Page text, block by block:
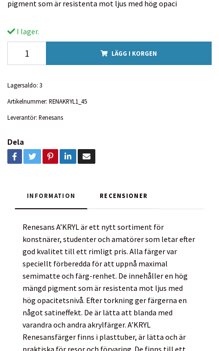
pigment som är resistenta mot ljus med hög opaci
I lager.
LÄGG I KORGEN
Lagersaldo: 3
Artikelnummer: RENAKRYL1_45
Leverantör: Renesans
Dela
INFORMATION RECENSIONER
Renesans A’KRYL är ett nytt sortiment för
konstnärer, studenter och amatörer som letar efter
god kvalitet till ett rimligt pris. Alla färger var
speciellt förberedda för att uppnå maximal
semimatte och färg-renhet. De innehåller en hög
mängd pigment som är resistenta mot ljus med
hög opacitetsnivå. Efter torkning ger färgerna en
något satineffekt. De är lätta att blanda med
varandra och andra akrylfärger. A’KRYL
Renesansfärger finns i plasttuber, är lätta och är
praktiska för resor och förvaring. De finns till ett